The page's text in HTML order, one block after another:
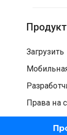
Загрузить
Права на
Проверка